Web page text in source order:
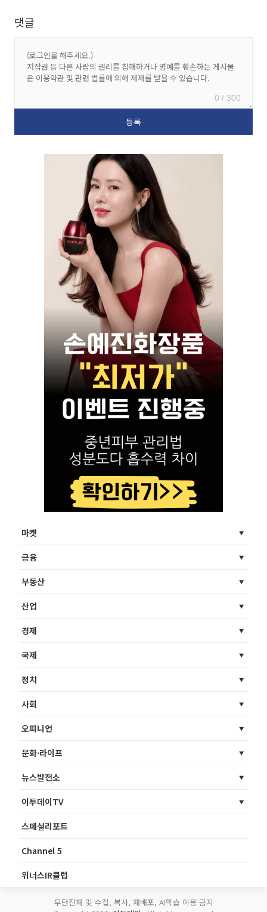
댓글
0 / 300
마켓
금융
부동산
산업
경제
국제
정치
사회
오피니언
문화·라이프
뉴스발전소
이투데이TV
스페셜리포트
Channel 5
위너스IR클럽
무단전재 및 수집, 복사, 재배포, AI학습 이용 금지